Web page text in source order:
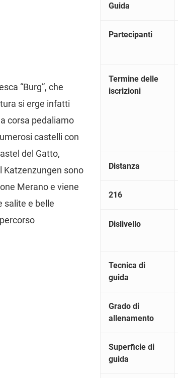
Guida
Partecipanti
Termine delle
iscrizioni
Distanza
216
Dislivello
Tecnica di
guida
Grado di
allenamento
Superficie di
guida
“Burg”, che
si erge infatti
corsa pedaliamo
castelli con
del Gatto,
Katzenzungen sono
Merano e viene
salite e belle